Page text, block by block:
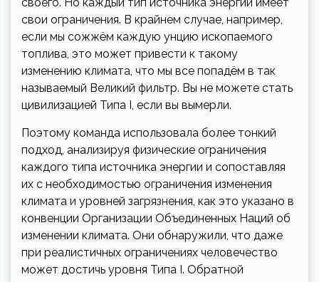
свои ограничения. В крайнем случае, например,
если мы сожжём каждую унцию ископаемого
топлива, это может привести к такому
изменению климата, что мы все попадём в так
называемый Великий фильтр. Вы не можете стать
цивилизацией Типа I, если вы вымерли.
Поэтому команда использовала более тонкий
подход, анализируя физические ограничения
каждого типа источника энергии и сопоставляя
их с необходимостью ограничения изменения
климата и уровней загрязнения, как это указано в
конвенции Организации Объединенных Наций об
изменении климата. Они обнаружили, что даже
при реалистичных ограничениях человечество
может достичь уровня Типа I. Обратной